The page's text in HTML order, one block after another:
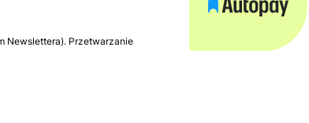
Newslettera). Przetwarzanie